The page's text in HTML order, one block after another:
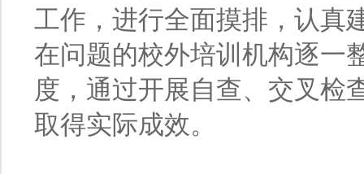
工作，进行全面摸排，认真
在问题的校外培训机构逐一
度，通过开展自查、交叉检
取得实际成效。